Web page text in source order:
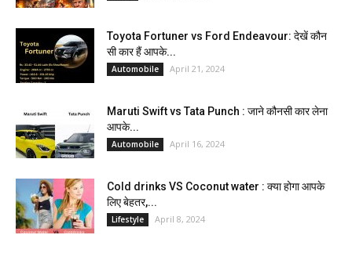
Toyota Fortuner vs Ford Endeavour: देखें कौन
सी कार हैं आपके...
Automobile April 21, 2024
Maruti Swift vs Tata Punch : जाने कौनसी कार लेना
आपके...
Automobile April 16, 2024
Cold drinks VS Coconut water : क्या होगा आपके
लिए बेहतर,...
Lifestyle April 8, 2024